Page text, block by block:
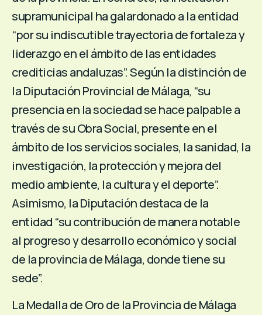
supramunicipal ha galardonado a la entidad
“por su indiscutible trayectoria de fortaleza y
liderazgo en el ámbito de las entidades
crediticias andaluzas”. Según la distinción de
la Diputación Provincial de Málaga, “su
presencia en la sociedad se hace palpable a
través de su Obra Social, presente en el
ámbito de los servicios sociales, la sanidad, la
investigación, la protección y mejora del
medio ambiente, la cultura y el deporte”.
Asimismo, la Diputación destaca de la
entidad “su contribución de manera notable
al progreso y desarrollo económico y social
de la provincia de Málaga, donde tiene su
sede”.
La Medalla de Oro de la Provincia de Málaga